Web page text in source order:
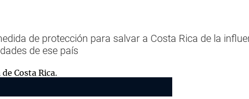
de protección para salvar a Costa Rica de la
de ese país